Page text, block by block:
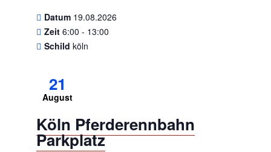
Datum 19.08.2026
Zeit 6:00 - 13:00
Schild köln
21
August
Köln Pferderennbahn
Parkplatz